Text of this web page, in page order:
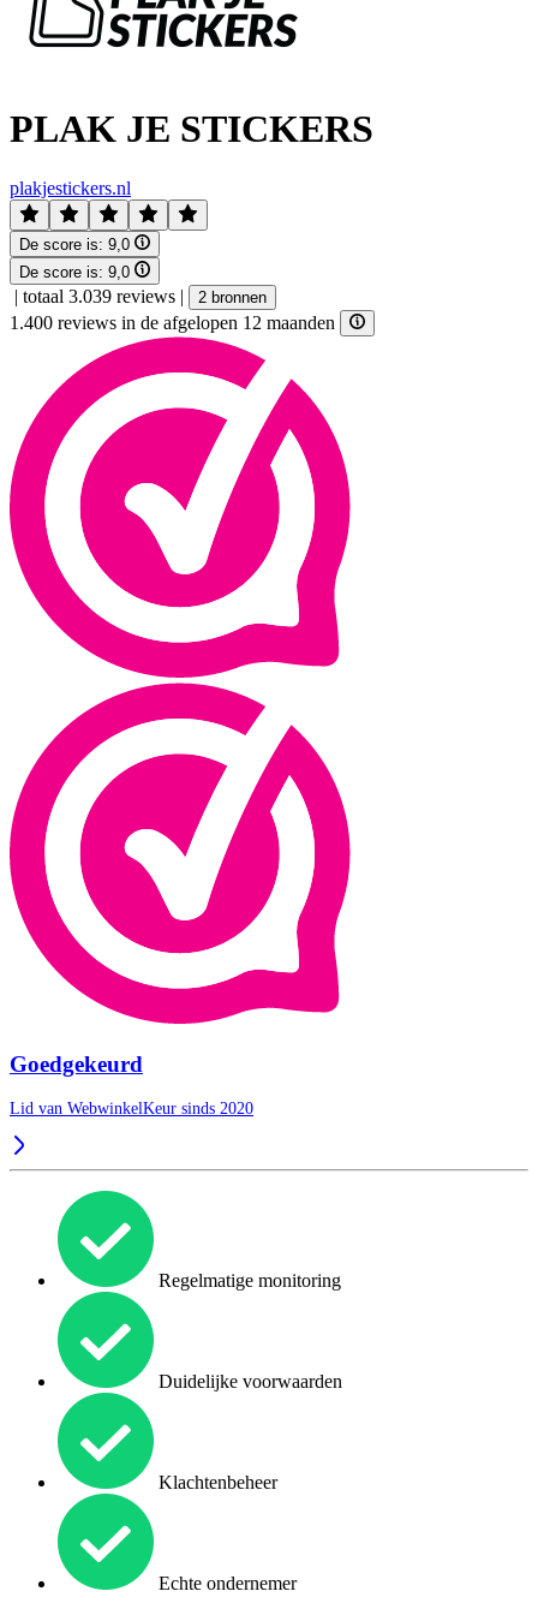
PLAK JE STICKERS
plakjestickers.nl
De score is: 9,0
De score is: 9,0
| totaal 3.039 reviews | 2 bronnen
1.400 reviews in de afgelopen 12 maanden
Goedgekeurd
Lid van WebwinkelKeur sinds 2020
Regelmatige monitoring
Duidelijke voorwaarden
Klachtenbeheer
Echte ondernemer